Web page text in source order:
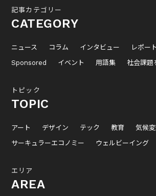
記事カテゴリー
CATEGORY
ニュース コラム インタビュー レポート
Sponsored
イベント 用語集 社会課題
トピック
TOPIC
アート デザイン テック 教育
気候
サーキュラーエコノミー
ウェルビーイング
エリア
AREA